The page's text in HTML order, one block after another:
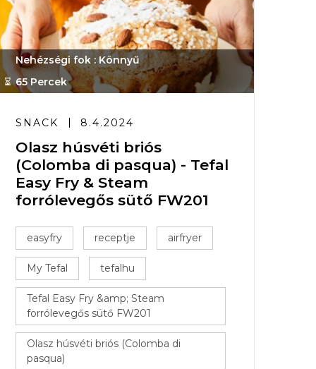
Nehézségi fok : Könnyű
65 Percek
SNACK 8.4.2024
Olasz húsvéti briós
(Colomba di pasqua) - Tefal
Easy Fry & Steam
forrólevegős sütő FW201
easyfry receptje airfryer
My Tefal tefalhu
Tefal Easy Fry &amp; Steam
forrólevegős sütő FW201
Olasz húsvéti briós (Colomba di
pasqua)